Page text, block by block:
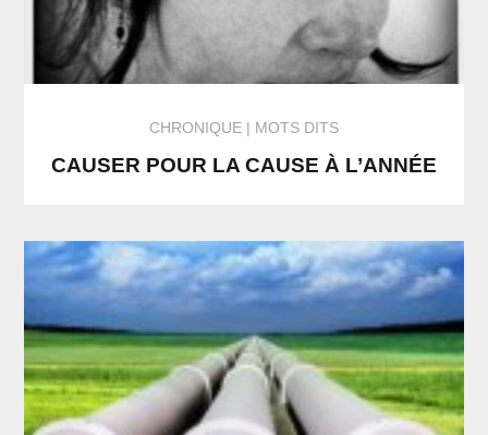
CHRONIQUE MOTS DITS
CAUSER POUR LA CAUSE À L’ANNÉE